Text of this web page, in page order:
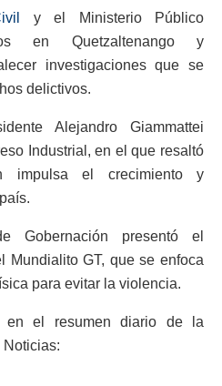
y el Ministerio Público
en Quetzaltenango y
investigaciones que se
delictivos.
Alejandro Giammattei
Industrial, en el que resaltó
impulsa el crecimiento y
Gobernación presentó el
Mundialito GT, que se enfoca
para evitar la violencia.
en el resumen diario de la